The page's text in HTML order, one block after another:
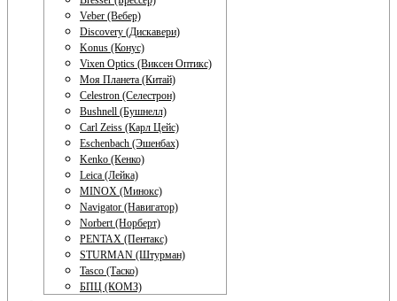
Veber (Вебер)
Discovery (Дискавери)
Konus (Конус)
Vixen Optics (Виксен Оптикс)
Моя Планета (Китай)
Celestron (Селестрон)
Bushnell (Бушнелл)
Carl Zeiss (Карл Цейс)
Eschenbach (Эшенбах)
Kenko (Кенко)
Leica (Лейка)
MINOX (Минокс)
Navigator (Навигатор)
Norbert (Норберт)
PENTAX (Пентакс)
STURMAN (Штурман)
Tasco (Таско)
БПЦ (КОМЗ)